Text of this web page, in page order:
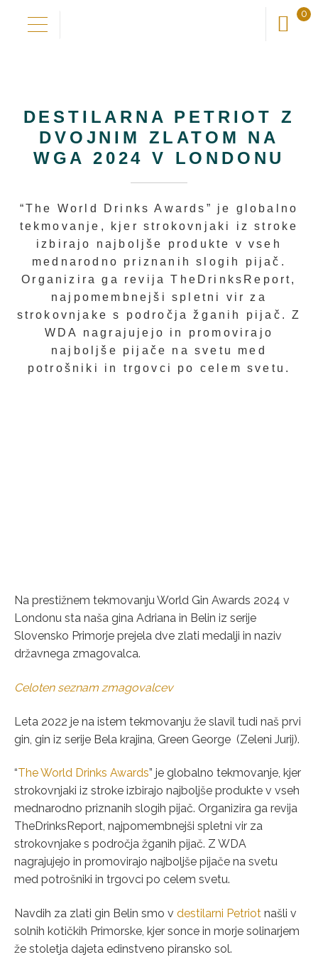
0
Naša zgodba
Odkrij okuse
Novo pri nas
Trgovina
DESTILARNA PETRIOT Z
DVOJNIM ZLATOM NA
WGA 2024 V LONDONU
“The World Drinks Awards” je globalno
tekmovanje, kjer strokovnjaki iz stroke
izbirajo najboljše produkte v vseh
mednarodno priznanih slogih pijač.
Organizira ga revija TheDrinksReport,
najpomembnejši spletni vir za
strokovnjake s področja žganih pijač. Z
WDA nagrajujejo in promovirajo
najboljše pijače na svetu med
potrošniki in trgovci po celem svetu.
Na prestižnem tekmovanju World Gin Awards 2024 v
Londonu sta naša gina Adriana in Belin iz serije
Slovensko Primorje prejela dve zlati medalji in naziv
državnega zmagovalca.
Celoten seznam zmagovalcev
Leta 2022 je na istem tekmovanju že slavil tudi naš prvi
gin, gin iz serije Bela krajina, Green George (Zeleni Jurij).
“The World Drinks Awards” je globalno tekmovanje, kjer
strokovnjaki iz stroke izbirajo najboljše produkte v vseh
mednarodno priznanih slogih pijač. Organizira ga revija
TheDrinksReport, najpomembnejši spletni vir za
strokovnjake s področja žganih pijač. Z WDA
nagrajujejo in promovirajo najboljše pijače na svetu
med potrošniki in trgovci po celem svetu.
Navdih za zlati gin Belin smo v destilarni Petriot našli v
solnih kotičkih Primorske, kjer sonce in morje solinarjem
že stoletja dajeta edinstveno piransko sol.